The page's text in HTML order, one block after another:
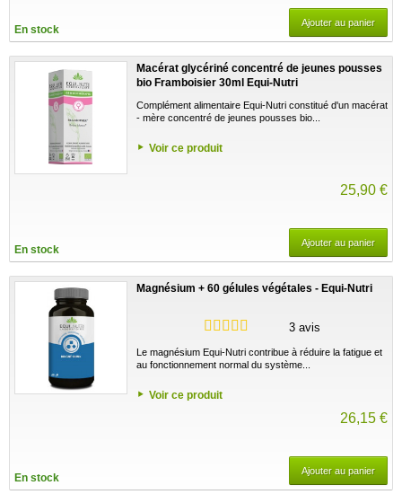
En stock
Ajouter au panier
Macérat glycériné concentré de jeunes pousses
bio Framboisier 30ml Equi-Nutri
Complément alimentaire Equi-Nutri constitué d'un macérat
- mère concentré de jeunes pousses bio...
Voir ce produit
25,90 €
En stock
Ajouter au panier
Magnésium + 60 gélules végétales - Equi-Nutri
3 avis
Le magnésium Equi-Nutri contribue à réduire la fatigue et
au fonctionnement normal du système...
Voir ce produit
26,15 €
En stock
Ajouter au panier